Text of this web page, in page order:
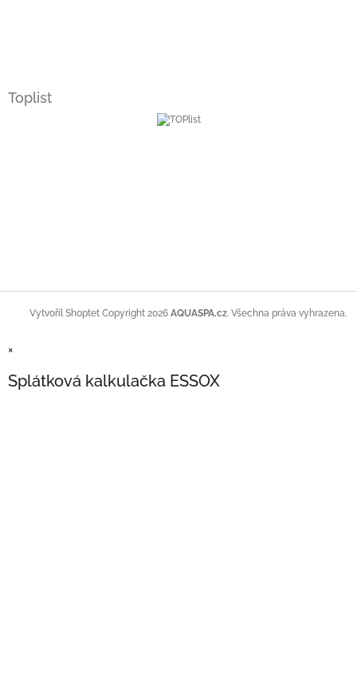
Toplist
Vytvořil Shoptet Copyright 2026 AQUASPA.cz. Všechna práva vyhrazena.
×
Splátková kalkulačka ESSOX